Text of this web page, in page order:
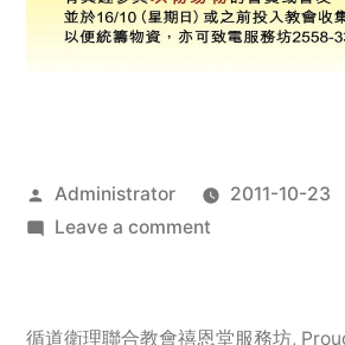
Posted
by
Administrator 2011-10-23
Leave a commenton
服
循道衛理聯合教會禧恩堂服務坊,